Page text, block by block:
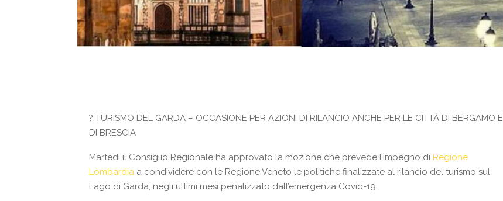
? TURISMO DEL GARDA – OCCASIONE PER AZIONI DI RILANCIO ANCHE PER LE CITTÀ DI BERGAMO E
DI BRESCIA
Martedì il Consiglio Regionale ha approvato la mozione che prevede l’impegno di Regione
Lombardia a condividere con le Regione Veneto le politiche finalizzate al rilancio del turismo sul
Lago di Garda, negli ultimi mesi penalizzato dall’emergenza Covid-19.